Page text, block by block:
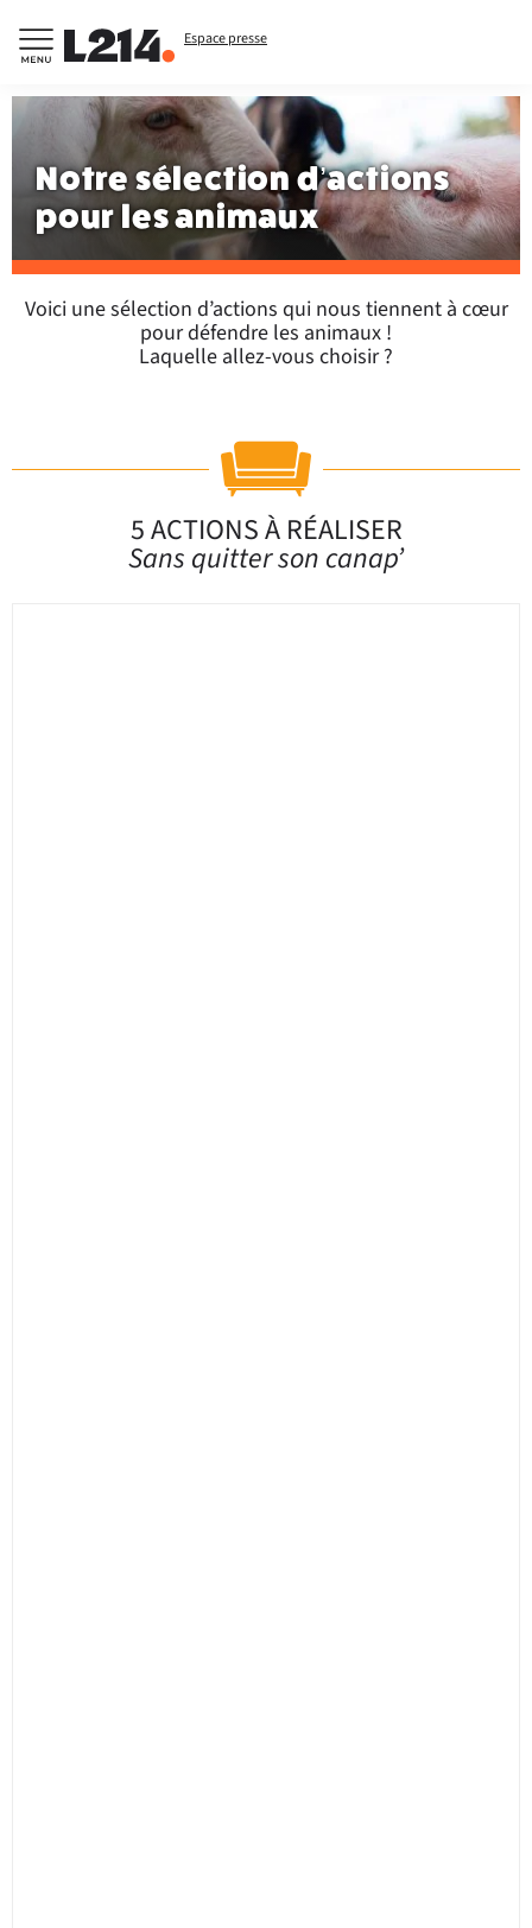
Espace presse
Notre sélection d’actions
pour les animaux
Voici une sélection d’actions qui nous tiennent à cœur
pour défendre les animaux !
Laquelle allez-vous choisir ?
5 ACTIONS À RÉALISER
Sans quitter son canap’